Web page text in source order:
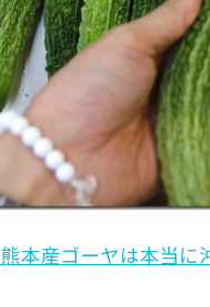
熊本産ゴーヤは本当